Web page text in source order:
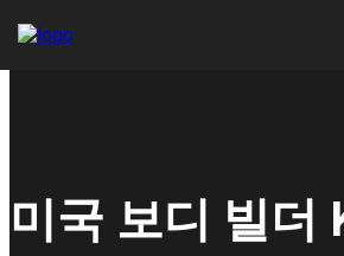
미국 보디 빌더